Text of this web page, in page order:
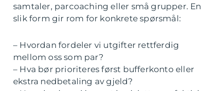
samtaler, parcoaching eller små grupper. En
slik form gir rom for konkrete spørsmål:
– Hvordan fordeler vi utgifter rettferdig
mellom oss som par?
– Hva bør prioriteres først bufferkonto eller
ekstra nedbetaling av gjeld?